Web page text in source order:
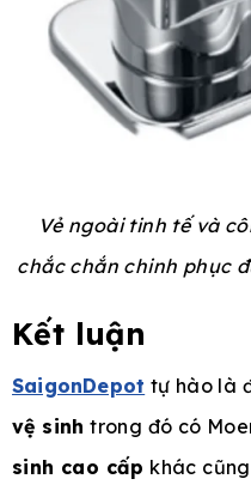
Vẻ ngoài tinh tế và
chắc chắn chinh phục
Kết luận
SaigonDepot tự hào là
vệ sinh trong đó có
sinh cao cấp khác